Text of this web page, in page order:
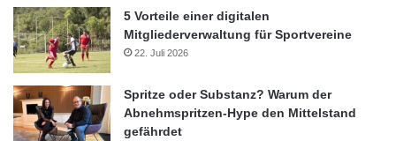
dass Mittelständler nur noch Schritt für Schritt planen. Die
Digitalisierung gewinnt zudem auch immer mehr an Bedeutung.
75 Prozent aller Unternehmen sind überzeugt, mit der
Digitalisierung den entscheidenden Erfolgsfaktor im Wettbewerb
zu haben. Jedoch haben zwei Drittel aller Unternehmer nur
wenige Kenntnisse; sie haben sich bislang kaum oder gar nicht
5 Vorteile einer digitalen
Mitgliederverwaltung für Sportvereine
22. Juli 2026
Spritze oder Substanz? Warum der
Abnehmspritzen-Hype den Mittelstand
gefährdet